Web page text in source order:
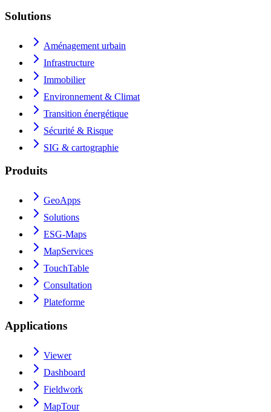
Solutions
Aménagement urbain
Infrastructure
Immobilier
Environnement & Climat
Transition énergétique
Sécurité & Risque
SIG & cartographie
Produits
GeoApps
Solutions
ESG-Maps
MapServices
TouchTable
Consultation
Plateforme
Applications
Viewer
Dashboard
Fieldwork
MapTour